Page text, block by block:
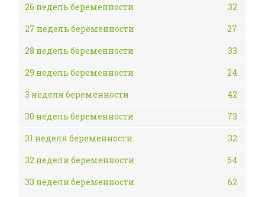
26 недель беременности
32
27 недель беременности
27
28 недель беременности
33
29 недель беременности
24
3 неделя беременности
42
30 недель беременности
73
31 неделя беременности
32
32 недели беременности
54
33 недели беременности
62